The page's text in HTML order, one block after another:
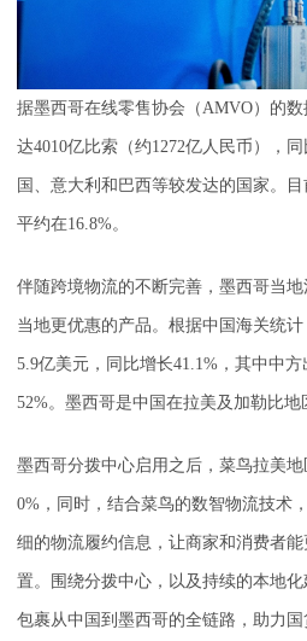
据墨西哥在线零售协会（AMVO）的
达4010亿比索（约1272亿人民币），
国、意大利和巴西等较发达的国家。
平约在16.8%。
伴随跨境物流的不断完善，墨西哥当
当地更优惠的产品。根据中国海关统
5.9亿美元，同比增长41.1%，其中中
52%。墨西哥是中国在拉美及加勒比地
墨西哥分拨中心启用之后，菜鸟拉美
0%，同时，结合菜鸟的数智物流技术
细的物流履约信息，让商家和消费者
置。围绕分拨中心，以及持续的本地
包裹从中国到墨西哥的全链路，助力国